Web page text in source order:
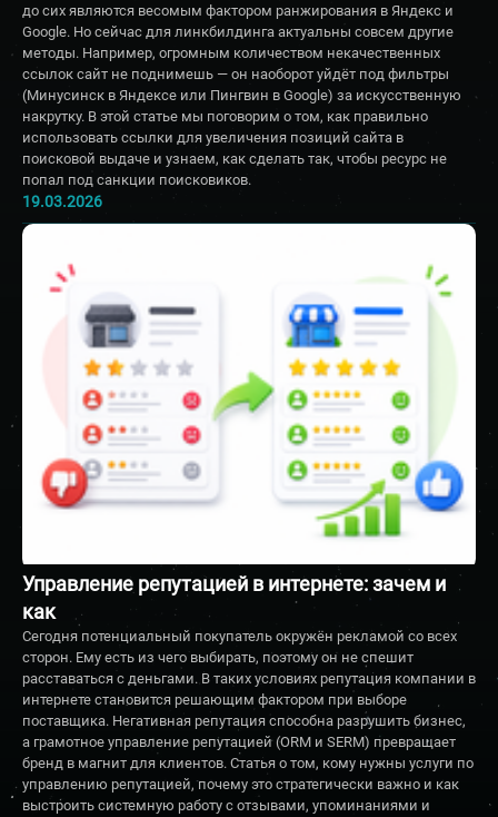
до сих являются весомым фактором ранжирования в Яндекс и
Google. Но сейчас для линкбилдинга актуальны совсем другие
методы. Например, огромным количеством некачественных
ссылок сайт не поднимешь — он наоборот уйдёт под фильтры
(Минусинск в Яндексе или Пингвин в Google) за искусственную
накрутку. В этой статье мы поговорим о том, как правильно
использовать ссылки для увеличения позиций сайта в
поисковой выдаче и узнаем, как сделать так, чтобы ресурс не
попал под санкции поисковиков.
19.03.2026
Управление репутацией в интернете: зачем и
как
Сегодня потенциальный покупатель окружён рекламой со всех
сторон. Ему есть из чего выбирать, поэтому он не спешит
расставаться с деньгами. В таких условиях репутация компании в
интернете становится решающим фактором при выборе
поставщика. Негативная репутация способна разрушить бизнес,
а грамотное управление репутацией (ORM и SERM) превращает
бренд в магнит для клиентов. Статья о том, кому нужны услуги по
управлению репутацией, почему это стратегически важно и как
выстроить системную работу с отзывами, упоминаниями и